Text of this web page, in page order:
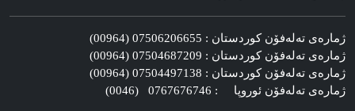
ژماره‌ی ته‌له‌فۆن کوردستان : 07506206655 (00964)
ژماره‌ی ته‌له‌فۆن کوردستان : 07504687209 (00964)
ژماره‌ی ته‌له‌فۆن کوردستان : 07504497138 (00964)
ژماره‌ی ته‌له‌فۆن ئوروپا : 0767676746 (0046)